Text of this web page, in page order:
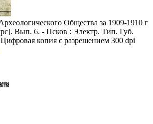
Общества за 1909-1910 г
Вып. 6. - Псков : Электр. Тип. Губ.
копия с разрешением 300 dpi